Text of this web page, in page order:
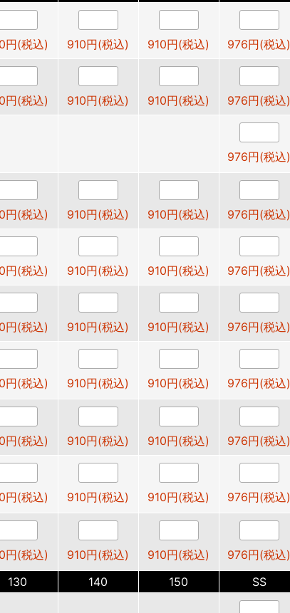
円(税込) 910円(税込) 910円(税込) 976円(税込)
円(税込) 910円(税込) 910円(税込) 976円(税込)
976円(税込)
円(税込) 910円(税込) 910円(税込) 976円(税込)
円(税込) 910円(税込) 910円(税込) 976円(税込)
円(税込) 910円(税込) 910円(税込) 976円(税込)
円(税込) 910円(税込) 910円(税込) 976円(税込)
円(税込) 910円(税込) 910円(税込) 976円(税込)
円(税込) 910円(税込) 910円(税込) 976円(税込)
円(税込) 910円(税込) 910円(税込) 976円(税込)
130 140 150 SS